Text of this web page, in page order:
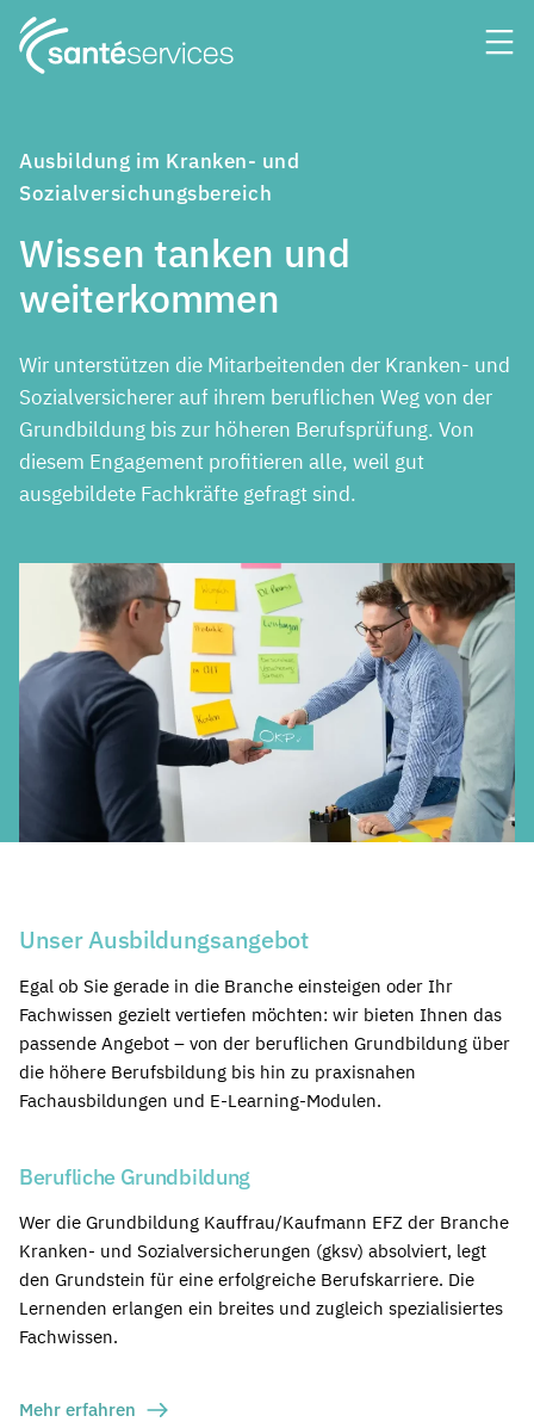
Ausbildung im Kranken- und
Sozialversichungsbereich
Wissen tanken und
weiterkommen
Wir unterstützen die Mitarbeitenden der Kranken- und
Sozialversicherer auf ihrem beruflichen Weg von der
Grundbildung bis zur höheren Berufsprüfung. Von
diesem Engagement profitieren alle, weil gut
ausgebildete Fachkräfte gefragt sind.
Unser Ausbildungsangebot
Egal ob Sie gerade in die Branche einsteigen oder Ihr
Fachwissen gezielt vertiefen möchten: wir bieten Ihnen das
passende Angebot – von der beruflichen Grundbildung über
die höhere Berufsbildung bis hin zu praxisnahen
Fachausbildungen und E-Learning-Modulen.
Berufliche Grundbildung
Wer die Grundbildung Kauffrau/Kaufmann EFZ der Branche
Kranken- und Sozialversicherungen (gksv) absolviert, legt
den Grundstein für eine erfolgreiche Berufskarriere. Die
Lernenden erlangen ein breites und zugleich spezialisiertes
Fachwissen.
Mehr erfahren